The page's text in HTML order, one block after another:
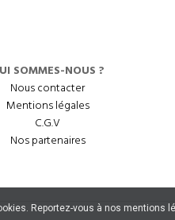
SOMMES-NOUS ?
Nous contacter
Mentions légales
C.G.V
Nos partenaires
Reportez-vous à nos mentions